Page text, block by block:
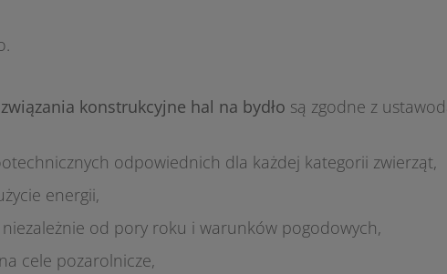
konstrukcyjne hal na bydło są zgodne z
odpowiednich dla każdej kategorii zwierząt,
energii,
od pory roku i warunków pogodowych,
cele pozarolnicze,